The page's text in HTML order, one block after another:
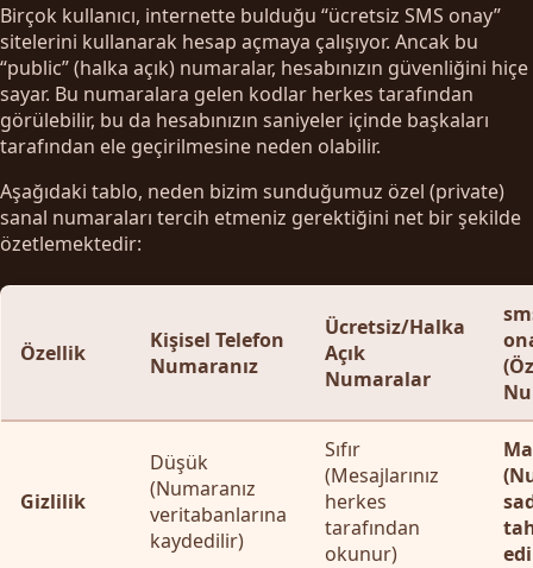
Birçok kullanıcı, internette bulduğu “ücretsiz SMS onay”
sitelerini kullanarak hesap açmaya çalışıyor. Ancak bu
“public” (halka açık) numaralar, hesabınızın güvenliğini hiçe
sayar. Bu numaralara gelen kodlar herkes tarafından
görülebilir, bu da hesabınızın saniyeler içinde başkaları
tarafından ele geçirilmesine neden olabilir.
Aşağıdaki tablo, neden bizim sunduğumuz özel (private)
sanal numaraları tercih etmeniz gerektiğini net bir şekilde
özetlemektedir:
Özellik
Kişisel Telefon
Numaranız
Ücretsiz/Halka
Açık
Numaralar
Gizlilik
Düşük
(Numaranız
veritabanlarına
kaydedilir)
Sıfır
(Mesajlarınız
herkes
tarafından
okunur)